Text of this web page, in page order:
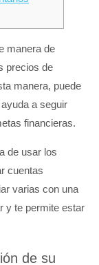
manera de
precios de
manera, puede
a seguir
financieras.
de usar los
cuentas
varias con una
y te permite estar
de su